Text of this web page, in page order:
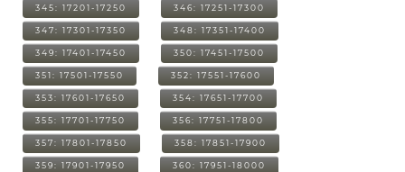
345: 17201-17250 346: 17251-17300
347: 17301-17350 348: 17351-17400
349: 17401-17450 350: 17451-17500
351: 17501-17550 352: 17551-17600
353: 17601-17650 354: 17651-17700
355: 17701-17750 356: 17751-17800
357: 17801-17850 358: 17851-17900
359: 17901-17950 360: 17951-18000